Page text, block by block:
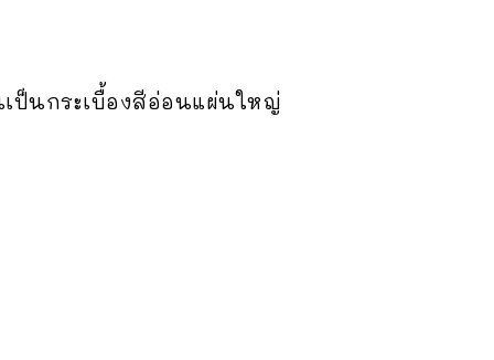
ป็นกระเบื้องสีอ่อนแผ่นใหญ่